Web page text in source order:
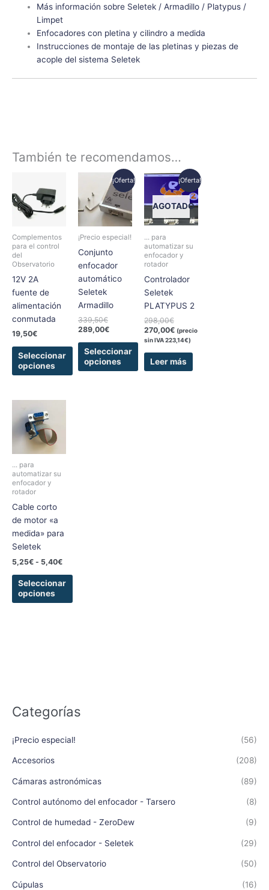
Categorías
¡Precio especial! (56)
Accesorios (208)
Cámaras astronómicas (89)
Control autónomo del enfocador - Tarsero (8)
Control de humedad - ZeroDew (9)
Control del enfocador - Seletek (29)
Control del Observatorio (50)
Cúpulas (16)
Más información sobre Seletek / Armadillo / Platypus /
Limpet
Enfocadores con pletina y cilindro a medida
Instrucciones de montaje de las pletinas y piezas de
acople del sistema Seletek
También te recomendamos…
Complementos
para el control
del
Observatorio
12V 2A
fuente de
alimentación
conmutada
19,50€
Seleccionar
opciones
producto
tiene
múltiples
Las
opciones
pueden
elegir
en
la
página
de
producto
¡Oferta!
¡Precio especial!
Conjunto
enfocador
automático
Seletek
Armadillo
339,50€
El
precio
original
era:
339,50€.
289,00€
El
precio
actual
es:
289,00€.
Seleccionar
opciones
producto
tiene
múltiples
opciones
se
pueden
elegir
en
la
página
de
producto
¡Oferta!
AGOTADO
... para
automatizar su
enfocador y
rotador
Controlador
Seletek
PLATYPUS 2
298,00€
El
precio
original
era:
270,00€
El
precio
actual
es:
(precio
sin IVA223,14€)
Leer más
... para
automatizar su
enfocador y
rotador
Cable corto
de motor «a
medida» para
Seletek
5,25€ - 5,40€
hasta
Seleccionar
opciones
producto
tiene
múltiples
Las
opciones
pueden
elegir
en
la
página
de
producto